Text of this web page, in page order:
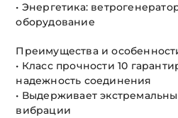
• Энергетика:
оборудование
Преимущества и
• Класс прочности 10
надежность соединения
• Выдерживает
вибрации